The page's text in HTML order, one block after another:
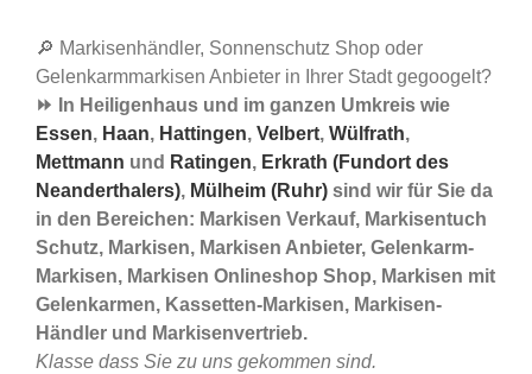
🔎 Markisenhändler, Sonnenschutz Shop oder
Gelenkarmmarkisen Anbieter in Ihrer Stadt gegoogelt?
⏩ In Heiligenhaus und im ganzen Umkreis wie
Essen, Haan, Hattingen, Velbert, Wülfrath,
Mettmann und Ratingen, Erkrath (Fundort des
Neanderthalers), Mülheim (Ruhr) sind wir für Sie da
in den Bereichen: Markisen Verkauf, Markisentuch
Schutz, Markisen, Markisen Anbieter, Gelenkarm-
Markisen, Markisen Onlineshop Shop, Markisen mit
Gelenkarmen, Kassetten-Markisen, Markisen-
Händler und Markisenvertrieb.
Klasse dass Sie zu uns gekommen sind.